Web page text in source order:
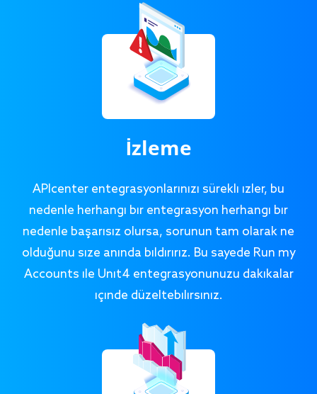
İzleme
APIcenter entegrasyonlarınızı sürekli izler, bu
nedenle herhangi bir entegrasyon herhangi bir
nedenle başarısız olursa, sorunun tam olarak ne
olduğunu size anında bildiririz. Bu sayede Run my
Accounts ile Unit4 entegrasyonunuzu dakikalar
içinde düzeltebilirsiniz.